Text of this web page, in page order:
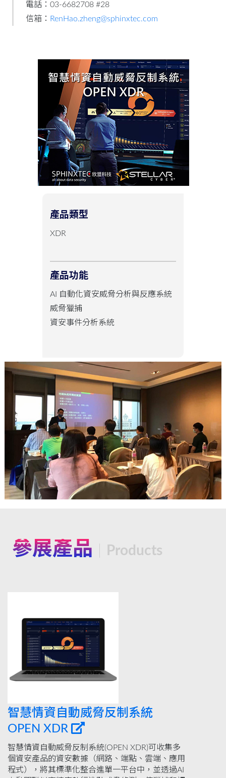
電話：03-6682708 #28
信箱： RenHao.zheng@sphinxtec.com
產品類型
XDR
產品功能
AI 自動化資安威脅分析與反應系統
威脅獵捕
資安事件分析系統
參展產品 Products
智慧情資自動威脅反制系統
OPEN XDR
智慧情資自動威脅反制系統(OPEN XDR)可收集多
個資安產品的資安數據（網路、端點、雲端、應用
程式），將其標準化整合進單一平台中，並透過AI